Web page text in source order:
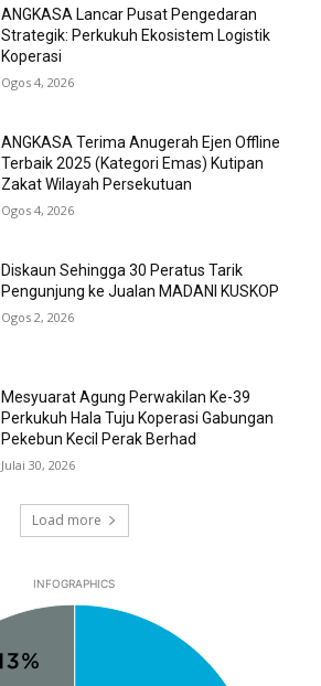
ANGKASA Lancar Pusat Pengedaran
Strategik: Perkukuh Ekosistem Logistik
Koperasi
Ogos 4, 2026
ANGKASA Terima Anugerah Ejen Offline
Terbaik 2025 (Kategori Emas) Kutipan
Zakat Wilayah Persekutuan
Ogos 4, 2026
Diskaun Sehingga 30 Peratus Tarik
Pengunjung ke Jualan MADANI KUSKOP
Ogos 2, 2026
Mesyuarat Agung Perwakilan Ke-39
Perkukuh Hala Tuju Koperasi Gabungan
Pekebun Kecil Perak Berhad
Julai 30, 2026
Load more
INFOGRAPHICS